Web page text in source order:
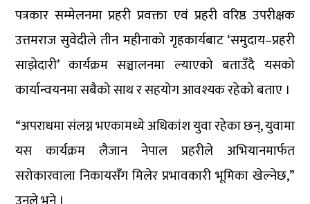
पत्रकार सम्मेलनमा प्रहरी प्रवक्ता एवं प्रहरी वरिष्ठ उपरीक्षक
उत्तमराज सुवेदीले तीन महीनाको गृहकार्यबाट ‘समुदाय–प्रहरी
साझेदारी’ कार्यक्रम सञ्चालनमा ल्याएको बताउँदै यसको
कार्यान्वयनमा सबैको साथ र सहयोग आवश्यक रहेको बताए ।
“अपराधमा संलग्न भएकामध्ये अधिकांश युवा रहेका छन्, युवामा
यस कार्यक्रम लैजान नेपाल प्रहरीले अभियानमार्फत
सरोकारवाला निकायसँग मिलेर प्रभावकारी भूमिका खेल्नेछ,”